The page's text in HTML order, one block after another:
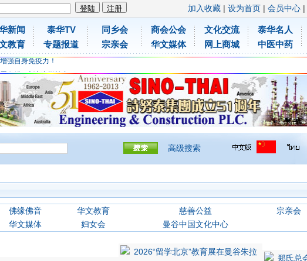
加入收藏 | 设为首页 | 会员中心 |
新闻
教育
泰华TV
专题报道
同乡会
宗亲会
商会公会
华文媒体
文化交流
网上商城
泰华名人
中医中药
白维C应该这样补充
取日本原装尤妮佳超立体儿童防飞沫口罩
强自身免疫力！
白维C应该这样补充
取日本原装尤妮佳超立体儿童防飞沫口罩
强自身免疫力！
高级搜索
佛缘佛音 华文教育 慈善公益 宗亲会
华文媒体 妇女会 曼谷中国文化中心